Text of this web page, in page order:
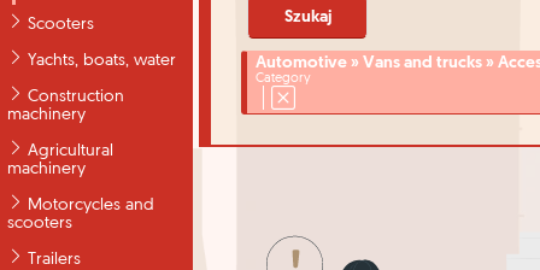
Scooters
Yachts, boats, water
Construction
machinery
Agricultural
machinery
Motorcycles and
scooters
Trailers
Automotive » Vans and trucks »
Category